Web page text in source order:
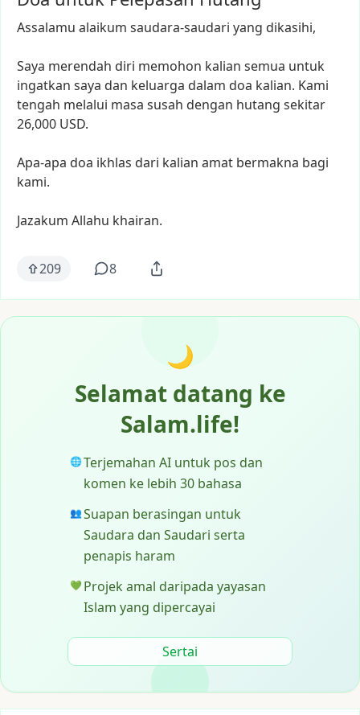
Assalamu alaikum saudara-saudari yang dikasihi,
Saya merendah diri memohon kalian semua untuk
ingatkan saya dan keluarga dalam doa kalian. Kami
tengah melalui masa susah dengan hutang sekitar
26,000 USD.
Apa-apa doa ikhlas dari kalian amat bermakna bagi
kami.
Jazakum Allahu khairan.
209 8
🌙
Selamat datang ke
Salam.life!
🌐Terjemahan AI untuk pos dan
komen ke lebih 30 bahasa
👥Suapan berasingan untuk
Saudara dan Saudari serta
penapis haram
💚 Projek amal daripada yayasan
Islam yang dipercayai
Sertai